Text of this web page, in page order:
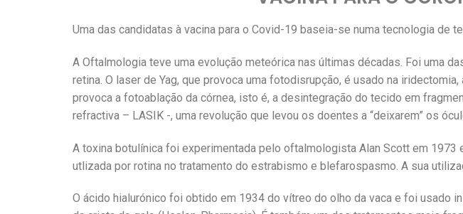
Uma das candidatas à vacina para o Covid-19 baseia-se numa tecnologia de
A Oftalmologia teve uma evolução meteórica nas últimas décadas. Foi uma
retina. O laser de Yag, que provoca uma fotodisrupção, é usado na
provoca a fotoablação da córnea, isto é, a desintegração do tecido em
refractiva – LASIK -, uma revolução que levou os doentes a “deixarem” os
A toxina botulínica foi experimentada pelo oftalmologista Alan Scott em
utlizada por rotina no tratamento do estrabismo e blefarospasmo. A sua
O ácido hialurónico foi obtido em 1934 do vítreo do olho da vaca e foi usado